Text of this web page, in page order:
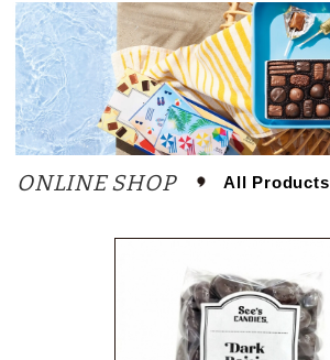
ONLINE SHOP All Products
訂單查詢
匯款通知